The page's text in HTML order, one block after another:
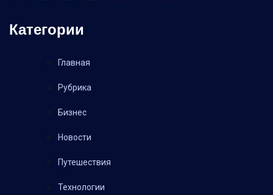
Категории
Главная
Рубрика
Бизнес
Новости
Путешествия
Технологии